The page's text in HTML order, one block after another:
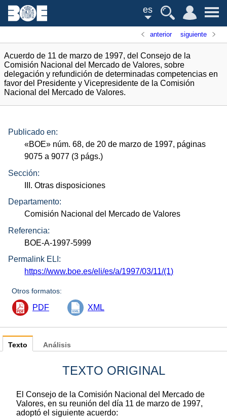
es
anterior siguiente
Acuerdo de 11 de marzo de 1997, del Consejo de la
Comisión Nacional del Mercado de Valores, sobre
delegación y refundición de determinadas competencias en
favor del Presidente y Vicepresidente de la Comisión
Nacional del Mercado de Valores.
Publicado en:
«BOE» núm. 68, de 20 de marzo de 1997, páginas
9075 a 9077 (3 págs.)
Sección:
III. Otras disposiciones
Departamento:
Comisión Nacional del Mercado de Valores
Referencia:
BOE-A-1997-5999
Permalink ELI:
https://www.boe.es/eli/es/a/1997/03/11/(1)
Otros formatos:
PDF XML
Texto
TEXTO ORIGINAL
El Consejo de la Comisión Nacional del Mercado de
Valores, en su reunión del día 11 de marzo de 1997,
adoptó el siguiente acuerdo:
Análisis